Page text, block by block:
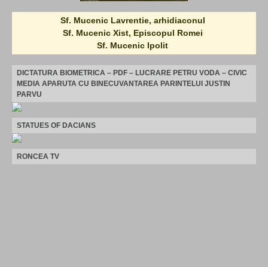
Sf. Mucenic Lavrentie, arhidiaconul
Sf. Mucenic Xist, Episcopul Romei
Sf. Mucenic Ipolit
DICTATURA BIOMETRICA – PDF – LUCRARE PETRU VODA – CIVIC
MEDIA APARUTA CU BINECUVANTAREA PARINTELUI JUSTIN
PARVU
STATUES OF DACIANS
RONCEA TV